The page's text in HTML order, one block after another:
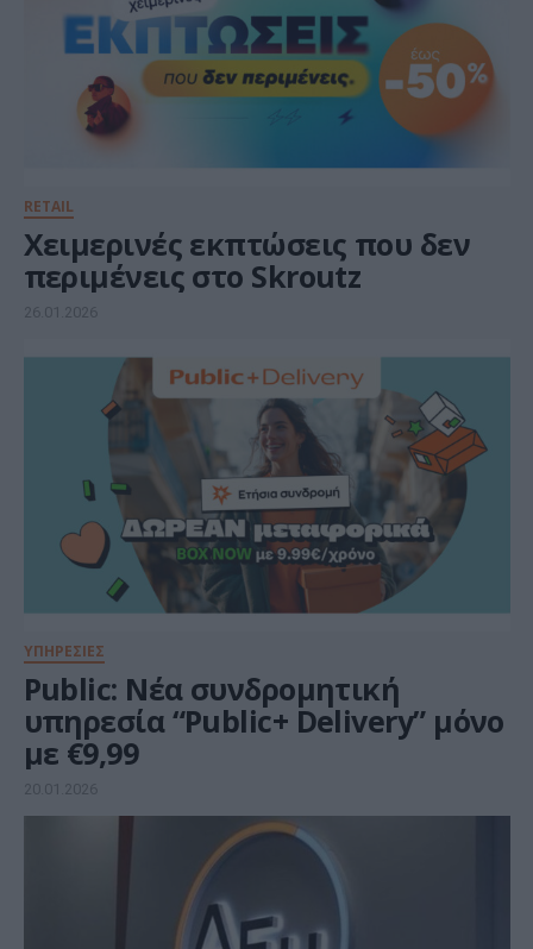
RETAIL
Χειμερινές εκπτώσεις που δεν
περιμένεις στο Skroutz
26.01.2026
ΥΠΗΡΕΣΙΕΣ
Public: Νέα συνδρομητική
υπηρεσία “Public+ Delivery” μόνο
με €9,99
20.01.2026